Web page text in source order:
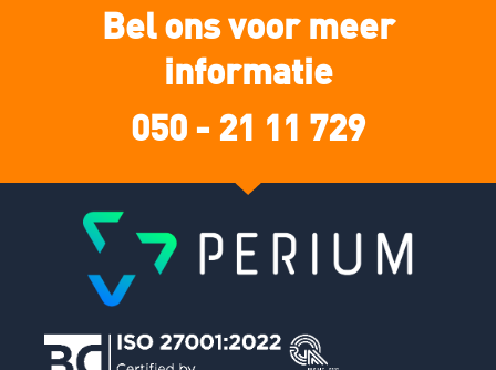
Bel ons voor meer
informatie
050 - 21 11 729